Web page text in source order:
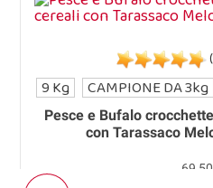
Pesce e Bufalo
con Tarassaco
9 Kg CAMPIONE DA 3kg